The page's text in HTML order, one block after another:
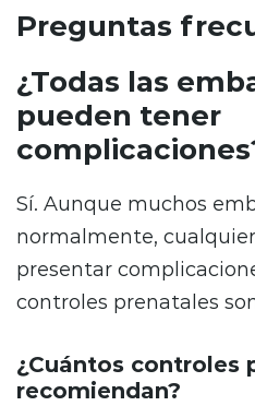
Preguntas
¿Todas las
pueden tener
Sí. Aunque muchos
normalmente,
presentar
controles prenatales
¿Cuántos controles
recomiendan?